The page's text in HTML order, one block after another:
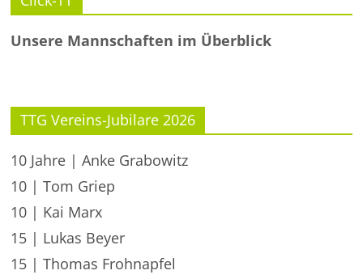
Unsere Mannschaften im Überblick
TTG Vereins-Jubilare 2026
10 Jahre | Anke Grabowitz
10 | Tom Griep
10 | Kai Marx
15 | Lukas Beyer
15 | Thomas Frohnapfel